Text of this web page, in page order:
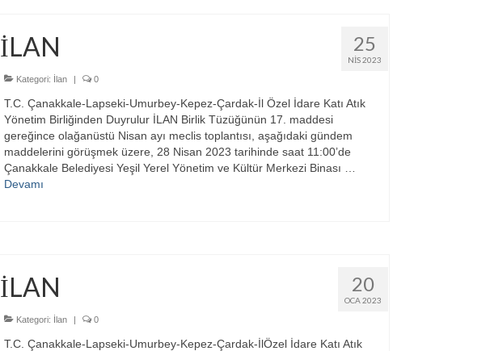
25
NIS 2023
İLAN
Kategori: İlan | 0
T.C. Çanakkale-Lapseki-Umurbey-Kepez-Çardak-İl Özel İdare Katı Atık
Yönetim Birliğinden Duyrulur İLAN Birlik Tüzüğünün 17. maddesi
gereğince olağanüstü Nisan ayı meclis toplantısı, aşağıdaki gündem
maddelerini görüşmek üzere, 28 Nisan 2023 tarihinde saat 11:00’de
Çanakkale Belediyesi Yeşil Yerel Yönetim ve Kültür Merkezi Binası …
Devamı
20
OCA 2023
İLAN
Kategori: İlan | 0
T.C. Çanakkale-Lapseki-Umurbey-Kepez-Çardak-İlÖzel İdare Katı Atık